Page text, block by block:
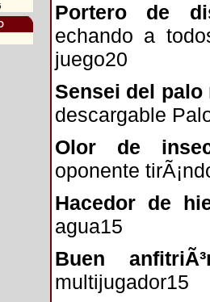
Portero de
echando a
juego20
Sensei del palo
descargable
Olor de
oponente
Hacedor de
agua15
Buen
multijugador15